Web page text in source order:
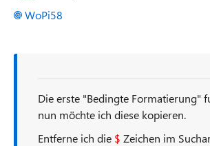
WoPi58
Die erste "Bedingte Formatierung"
nun möchte ich diese kopieren.
Entferne ich die $ Zeichen im